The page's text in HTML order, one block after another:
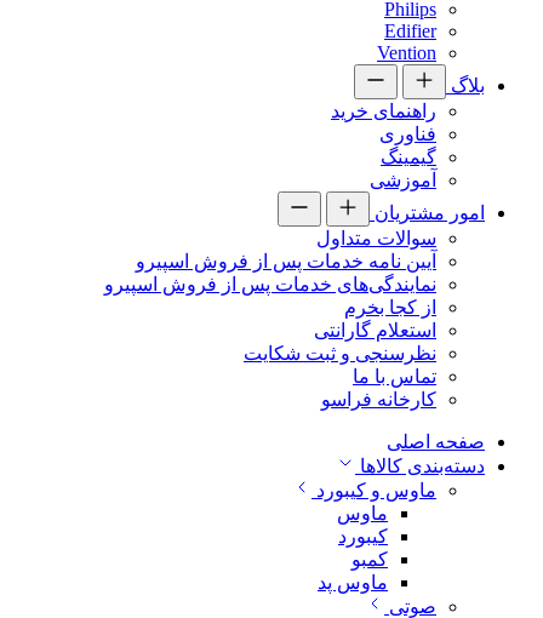
Philips
Edifier
Vention
بلاگ
راهنمای خرید
فناوری
گیمینگ
آموزشی
امور مشتریان
سوالات متداول
آیین نامه خدمات پس از فروش اسپیرو
نمایندگی‌های خدمات پس از فروش اسپیرو
از کجا بخرم
استعلام گارانتی
نظرسنجی و ثبت شکایت
تماس با ما
کارخانه فراسو
صفحه اصلی
دسته‌بندی کالاها
ماوس و کیبورد
ماوس
کیبورد
کمبو
ماوس پد
صوتی